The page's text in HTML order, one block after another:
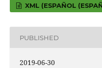
XML (ESPAÑOL
PUBLISHED
2019-06-30